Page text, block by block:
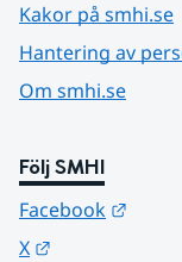
Kakor på smhi.se
Hantering av
Om smhi.se
Följ SMHI
Facebook
X